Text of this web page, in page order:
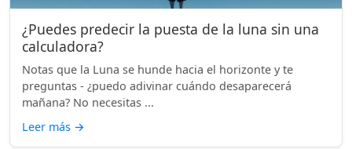
¿Puedes predecir la puesta de la luna sin una
calculadora?
Notas que la Luna se hunde hacia el horizonte y te
preguntas - ¿puedo adivinar cuándo desaparecerá
mañana? No necesitas ...
Leer más →